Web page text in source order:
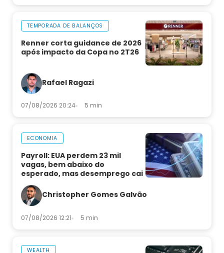
TEMPORADA DE BALANÇOS
Renner corta guidance de 2026
após impacto da Copa no 2T26
Rafael Ragazi
07/08/2026 20:24 5 min
ECONOMIA
Payroll: EUA perdem 23 mil
vagas, bem abaixo do
esperado, mas desemprego cai
Christopher Gomes Galvão
07/08/2026 12:21 5 min
WEALTH